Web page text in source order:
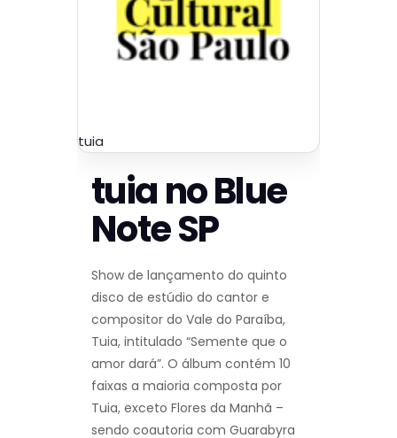
tuia
tuia no Blue
Note SP
Show de lançamento do quinto
disco de estúdio do cantor e
compositor do Vale do Paraíba,
Tuia, intitulado “Semente que o
amor dará”. O álbum contém 10
faixas a maioria composta por
Tuia, exceto Flores da Manhã –
sendo coautoria com Guarabyra